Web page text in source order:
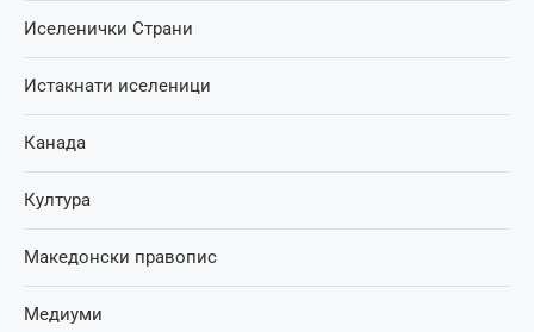
Иселенички Страни
Истакнати иселеници
Канада
Култура
Македонски правопис
Медиуми